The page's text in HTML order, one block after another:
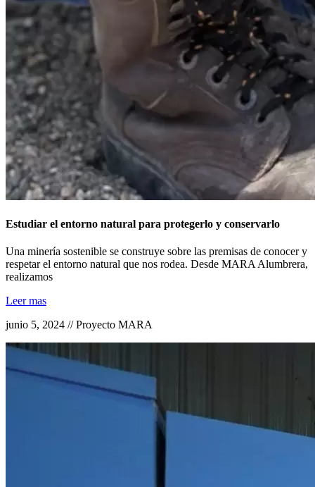
Estudiar el entorno natural para protegerlo y conservarlo
Una minería sostenible se construye sobre las premisas de conocer y
respetar el entorno natural que nos rodea. Desde MARA Alumbrera,
realizamos
Leer mas
junio 5, 2024 // Proyecto MARA